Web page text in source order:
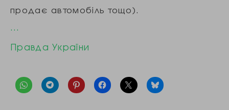
продає автомобіль тощо).
…
Правда України